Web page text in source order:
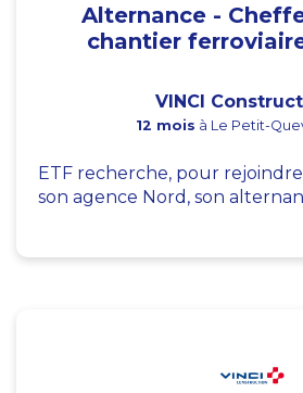
Alternance -
chantier
VINCI
12 mois à Le Petit-
ETF recherche, pour
son agence Nord, son